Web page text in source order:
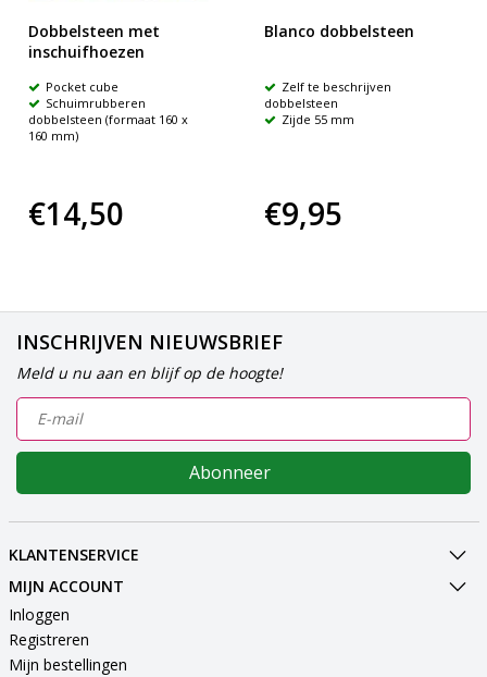
Dobbelsteen met
inschuifhoezen
Pocket cube
Schuimrubberen
dobbelsteen (formaat 160 x
160 mm)
€14,50
Blanco dobbelsteen
Zelf te beschrijven
dobbelsteen
Zijde 55 mm
€9,95
INSCHRIJVEN NIEUWSBRIEF
Meld u nu aan en blijf op de hoogte!
Abonneer
KLANTENSERVICE
MIJN ACCOUNT
Inloggen
Registreren
Mijn bestellingen